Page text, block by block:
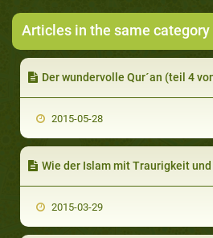
Articles in the same category
Der wundervolle Qur´an (teil 4 von 11): Die
2015-05-28
Wie der Islam mit Traurigkeit und Sorge
2015-03-29